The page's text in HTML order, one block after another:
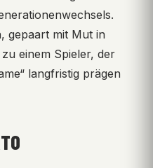
gepaart mit Mut in
einem Spieler, der
langfristig prägen